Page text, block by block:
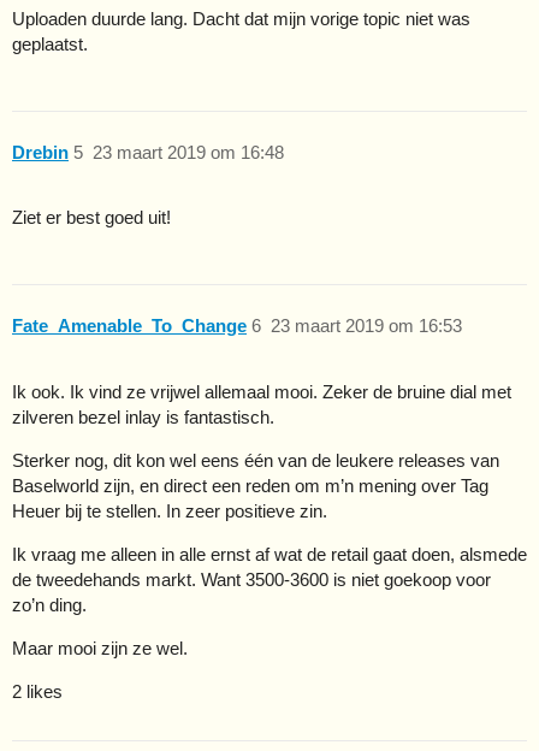
Uploaden duurde lang. Dacht dat mijn vorige topic niet was
geplaatst.
Drebin 23 maart 2019 om 16:48
5
Ziet er best goed uit!
Fate_Amenable_To_Change 23 maart 2019 om 16:53
6
Ik ook. Ik vind ze vrijwel allemaal mooi. Zeker de bruine dial met
zilveren bezel inlay is fantastisch.
Sterker nog, dit kon wel eens één van de leukere releases van
Baselworld zijn, en direct een reden om m’n mening over Tag
Heuer bij te stellen. In zeer positieve zin.
Ik vraag me alleen in alle ernst af wat de retail gaat doen, alsmede
de tweedehands markt. Want 3500-3600 is niet goekoop voor
zo’n ding.
Maar mooi zijn ze wel.
2 likes